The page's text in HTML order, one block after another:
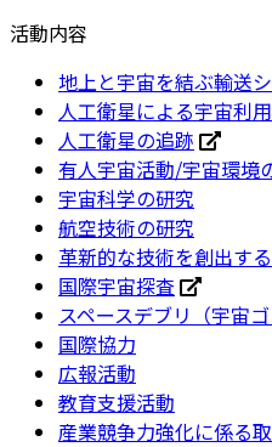
活動内容
地上と宇宙を結ぶ輸送
人工衛星による宇宙利用
人工衛星の追跡
有人宇宙活動/宇宙環境
宇宙科学の研究
航空技術の研究
革新的な技術を創出す
国際宇宙探査
スペースデブリ（宇宙
国際協力
広報活動
教育支援活動
産業競争力強化に係る